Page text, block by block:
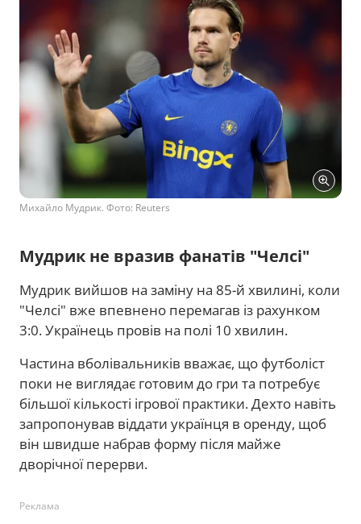
Михайло Мудрик. Фото: Reuters
Мудрик не вразив фанатів "Челсі"
Мудрик вийшов на заміну на 85-й хвилині, коли
"Челсі" вже впевнено перемагав із рахунком
3:0. Українець провів на полі 10 хвилин.
Частина вболівальників вважає, що футболіст
поки не виглядає готовим до гри та потребує
більшої кількості ігрової практики. Дехто навіть
запропонував віддати українця в оренду, щоб
він швидше набрав форму після майже
дворічної перерви.
Реклама